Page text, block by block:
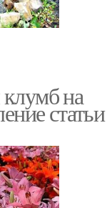
на
статьи